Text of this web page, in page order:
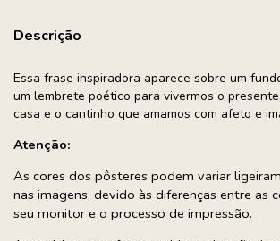
Descrição
Essa frase inspiradora aparece sobre um
um lembrete poético para vivermos o
casa e o cantinho que amamos com afeto e
Atenção:
As cores dos pôsteres podem variar
nas imagens, devido às diferenças entre as
seu monitor e o processo de impressão.